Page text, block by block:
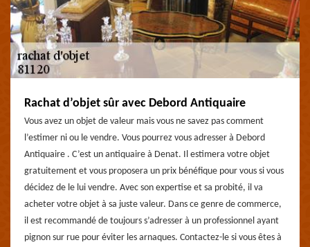
Rachat d’objet sûr avec Debord Antiquaire
Vous avez un objet de valeur mais vous ne savez pas comment
l’estimer ni ou le vendre. Vous pourrez vous adresser à Debord
Antiquaire . C’est un antiquaire à Denat. Il estimera votre objet
gratuitement et vous proposera un prix bénéfique pour vous si vous
décidez de le lui vendre. Avec son expertise et sa probité, il va
acheter votre objet à sa juste valeur. Dans ce genre de commerce,
il est recommandé de toujours s’adresser à un professionnel ayant
pignon sur rue pour éviter les arnaques. Contactez-le si vous êtes à